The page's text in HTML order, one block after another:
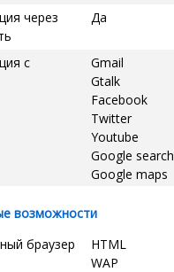
через
Да
с
Gmail
Gtalk
Facebook
Twitter
Youtube
Google search
Google maps
возможности
браузер
HTML
WAP